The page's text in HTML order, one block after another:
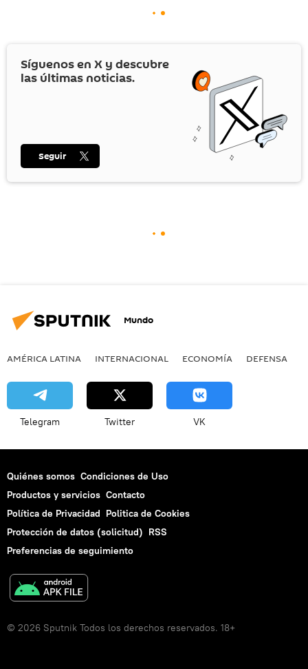
Síguenos en X y descubre
las últimas noticias.
Seguir
Mundo
AMÉRICA LATINA INTERNACIONAL ECONOMÍA DEFENSA
Telegram Twitter VK
Quiénes somos Condiciones de Uso
Productos y servicios Contacto
Política de Privacidad Politica de Cookies
Protección de datos (solicitud) RSS
Preferencias de seguimiento
© 2026 Sputnik Todos los derechos reservados. 18+